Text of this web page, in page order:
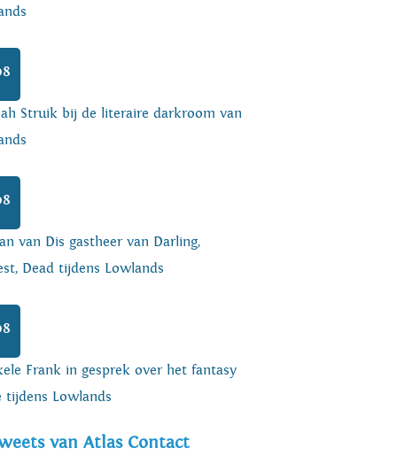
Struik bij de literaire darkroom van
van Dis gastheer van Darling,
Dead tijdens Lowlands
Frank in gesprek over het fantasy
tijdens Lowlands
van Atlas Contact